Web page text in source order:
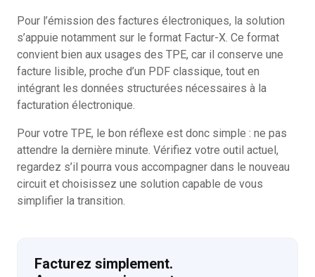
Pour l’émission des factures électroniques, la solution
s’appuie notamment sur le format Factur-X. Ce format
convient bien aux usages des TPE, car il conserve une
facture lisible, proche d’un PDF classique, tout en
intégrant les données structurées nécessaires à la
facturation électronique.
Pour votre TPE, le bon réflexe est donc simple : ne pas
attendre la dernière minute. Vérifiez votre outil actuel,
regardez s’il pourra vous accompagner dans le nouveau
circuit et choisissez une solution capable de vous
simplifier la transition.
Facturez simplement.